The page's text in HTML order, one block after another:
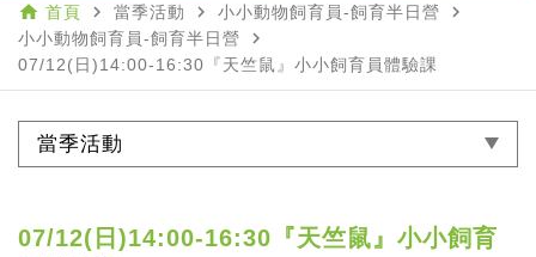
home 首頁 navigate_next 當季活動 navigate_next 小小動物飼育員-飼育半日營 navigate_next
小小動物飼育員-飼育半日營 navigate_next
07/12(日)14:00-16:30『天竺鼠』小小飼育員體驗課
當季活動
07/12(日)14:00-16:30『天竺鼠』小小飼育